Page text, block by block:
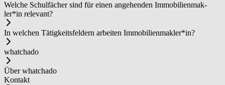
Welche Schulfächer sind für einen angehenden Im­mo­bi­li­en­mak­
ler*in relevant?
In welchen Tätigkeitsfeldern arbeiten Im­mo­bi­li­en­mak­ler*in?
whatchado
Über whatchado
Kontakt